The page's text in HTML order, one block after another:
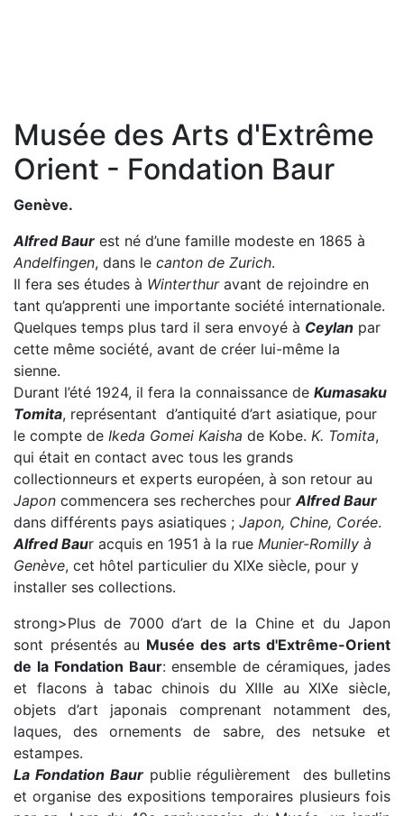
Musée des Arts d'Extrême
Orient - Fondation Baur
Genève.
Alfred Baur est né d’une famille modeste en 1865 à
Andelfingen, dans le canton de Zurich.
Il fera ses études à Winterthuravant de rejoindre en
tant qu’apprenti une importante société internationale.
Quelques temps plus tard il sera envoyé à Ceylan par
cette même société, avant de créer lui-même la
sienne.
Durant l’été 1924, il fera la connaissance de Kumasaku
Tomita, représentant d’antiquité d’art asiatique, pour
le compte de Ikeda Gomei Kaisha de Kobe. K. Tomita,
qui était en contact avec tous les grands
collectionneurs et experts européen, à son retour au
Japon commencera ses recherches pourAlfred Baur
dans différents pays asiatiques ; Japon, Chine, Corée.
Alfred Baur acquis en 1951 à la rue Munier-Romilly à
Genève, cet hôtel particulier du XIXe siècle, pour y
installer ses collections.
strong>Plus de 7000d’art de la Chine et du Japon
sont présentés au Musée des arts d'Extrême-Orient
de la Fondation Baur: ensemble de céramiques, jades
et flacons à tabac chinois du XIIIe au XIXe siècle,
objets d’art japonais comprenant notamment des,
laques, des ornements de sabre, des netsuke et
estampes.
La Fondation Baurpublie régulièrement des bulletins
et organise des expositions temporaires plusieurs fois